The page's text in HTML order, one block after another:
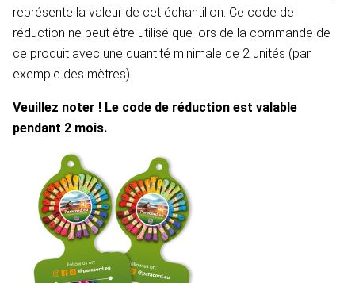
représente la valeur de cet échantillon. Ce code de
réduction ne peut être utilisé que lors de la commande de
ce produit avec une quantité minimale de 2 unités (par
exemple des mètres).
Veuillez noter ! Le code de réduction est valable
pendant 2 mois.